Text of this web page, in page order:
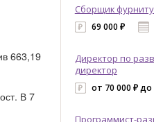
663,19
В 7
Сборщик
69 000 ₽
Директор по
директор
от 70 000 ₽ до
Программист-